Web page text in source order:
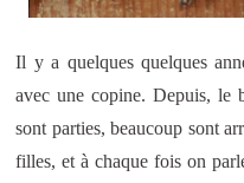
Il y a quelques quelques
avec une copine. Depuis, le
sont parties, beaucoup sont
filles, et à chaque fois on